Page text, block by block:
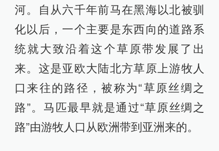
河。自从六千年前马在黑海以北被驯
化以后，一个主要是东西向的道路系
统就大致沿着这个草原带发展了出
来。这是亚欧大陆北方草原上游牧人
口来往的路径，被称为“草原丝绸之
路”。马匹最早就是通过“草原丝绸之
路”由游牧人口从欧洲带到亚洲来的。